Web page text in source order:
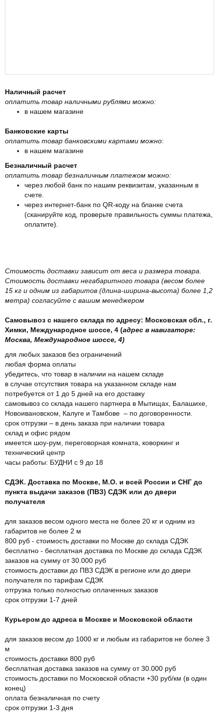
Наличный расчет
оплатить товар наличными рублями можно:
в нашем магазине
Банковские карты
оплатить товар банковскими картами можно:
в нашем магазине
Безналичный расчет
оплатить товар безналичным платежом можно:
через любой банк по нашим реквизитам, указанным в
счете.
через интернет-банк по QR-коду на бланке счета
(сканируйте код, проверьте правильность суммы платежа,
оплатите).
Стоимость доставки зависит от веса и размера товара.
Стоимость доставки негабаритного товара (весом более
15 кг и одним из габаритов (длина-ширина-высота) более 1,2
метра) согласуйте с вашим менеджером
Самовывоз с нашего склада по адресу: Московская обл., г.
Химки, Международное шоссе, 4 (адрес в навигаторе:
Москва, Международное шоссе, 4)
для любых заказов без ограничений
любая форма оплаты
убедитесь, что товар в наличии на нашем складе
в случае отсутствия товара на указанном складе нам
потребуется от 1 до 5 дней на его доставку
самовывоз со склада нашего партнера в Мытищах, Балашихе,
Новоивановском, Калуге и Тамбове – по договоренности.
срок отгрузки – в день заказа при наличии товара
склад и офис рядом
имеется шоу-рум, переговорная комната, коворкинг и
технический центр
часы работы: БУДНИ с 9 до 18
СДЭК. Доставка по Москве, М.О. и всей России и СНГ до
пункта выдачи заказов (ПВЗ) СДЭК или до двери
получателя
для заказов весом одного места не более 20 кг и одним из
габаритов не более 2 м
800 руб - стоимость доставки по Москве до склада СДЭК
бесплатно - бесплатная доставка по Москве до склада СДЭК
заказов на сумму от 30.000 руб
стоимость доставки до ПВЗ СДЭК в регионе или до двери
получателя по тарифам СДЭК
отгрузка только полностью оплаченных заказов
срок отгрузки 1-7 дней
Курьером до адреса в Москве и Московской области
для заказов весом до 1000 кг и любым из габаритов не более 3
м
стоимость доставки 800 руб
бесплатная доставка заказов на сумму от 30.000 руб
стоимость доставки по Московской области +30 руб/км (в один
конец)
оплата безналичная по счету
срок отгрузки 1-3 дня